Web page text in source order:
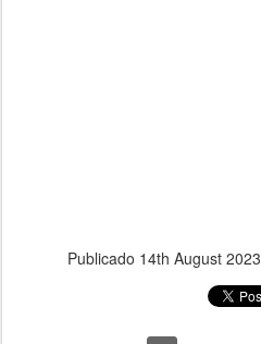
Publicado 14th August 2023